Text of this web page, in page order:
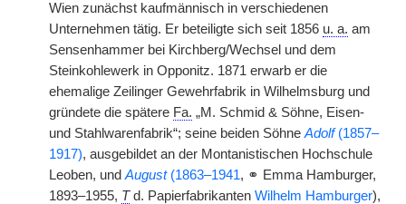
Wien zunächst kaufmännisch in verschiedenen
Unternehmen tätig. Er beteiligte sich seit 1856 u. a. am
Sensenhammer bei Kirchberg/Wechsel und dem
Steinkohlewerk in Opponitz. 1871 erwarb er die
ehemalige Zeilinger Gewehrfabrik in Wilhelmsburg und
gründete die spätere Fa. „M. Schmid & Söhne, Eisen-
und Stahlwarenfabrik“; seine beiden Söhne Adolf(1857–
1917), ausgebildet an der Montanistischen Hochschule
Leoben, und August(1863–1941, ⚭ Emma Hamburger,
1893–1955, Td. Papierfabrikanten Wilhelm Hamburger),